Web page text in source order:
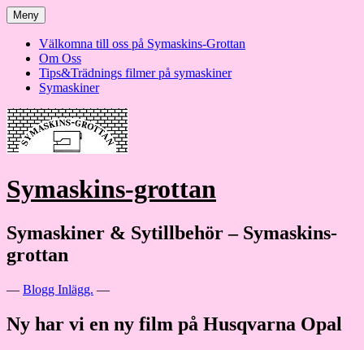
Hoppa
till
innehåll
Meny
Välkomna till oss på Symaskins-Grottan
Om Oss
Tips&Trädnings filmer på symaskiner
Symaskiner
Symaskins-grottan
Symaskiner & Sytillbehör – Symaskins-
grottan
— Blogg Inlägg. —
Ny har vi en ny film på Husqvarna Opal